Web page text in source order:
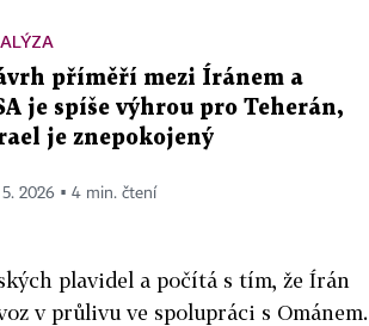
příměří mezi Íránem a
je spíše výhrou pro Teherán,
je znepokojený
5. 2026 ▪ 4 min. čtení
plavidel a počítá s tím, že Írán
v průlivu ve spolupráci s Ománem.